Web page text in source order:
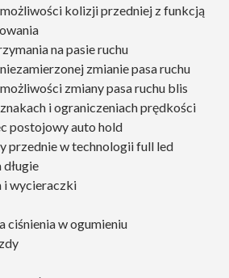
kolizji przedniej z funkcją
na pasie ruchu
zmianie pasa ruchu
zmiany pasa ruchu blis
i ograniczeniach prędkości
postojowy auto hold
przednie w technologii full led
i wycieraczki
ciśnienia w ogumieniu